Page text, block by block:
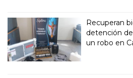
Recuperan
detención
un robo en